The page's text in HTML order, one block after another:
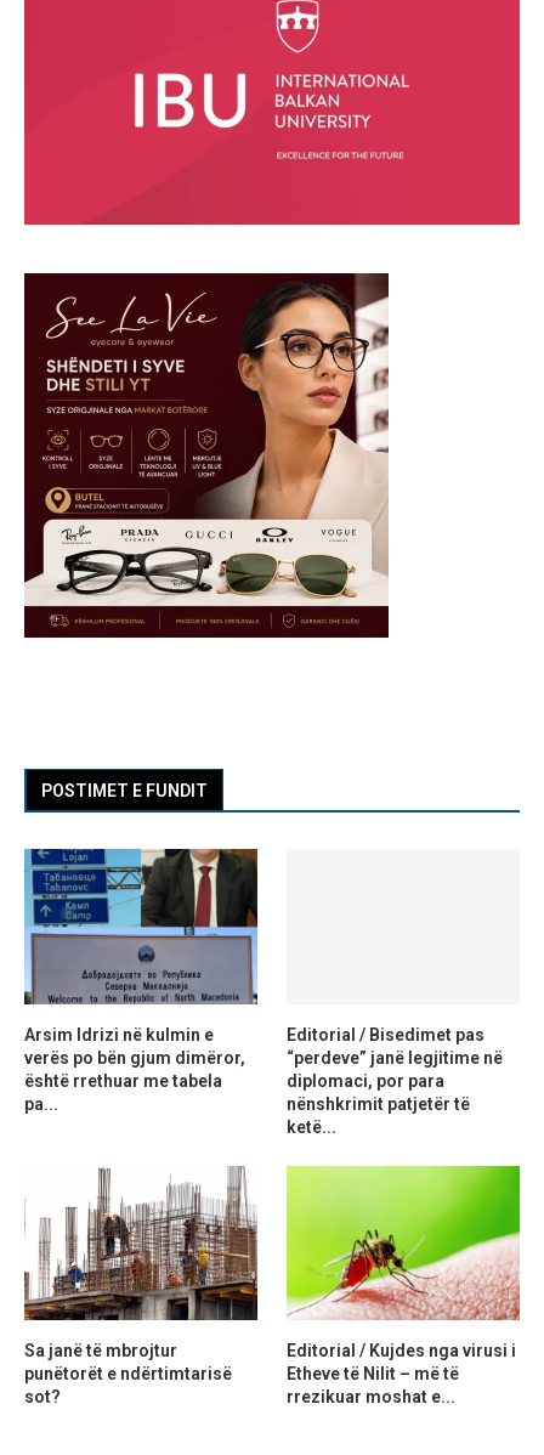
POSTIMET E FUNDIT
Arsim Idrizi në kulmin e
verës po bën gjum dimëror,
është rrethuar me tabela
pa...
Editorial / Bisedimet pas
“perdeve” janë legjitime në
diplomaci, por para
nënshkrimit patjetër të
ketë...
Sa janë të mbrojtur
punëtorët e ndërtimtarisë
sot?
Editorial / Kujdes nga virusi i
Etheve të Nilit – më të
rrezikuar moshat e...